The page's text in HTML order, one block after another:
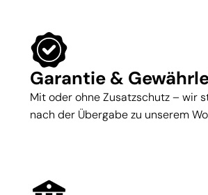
Garantie &
Mit oder ohne Zusatzschutz – wir
nach der Übergabe zu unserem